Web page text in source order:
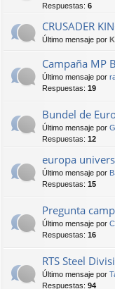
Respuestas: 6
CRUSADER
Último mensaje por
Campaña MP
Último mensaje por
Respuestas: 19
Bundel de
Último mensaje por
Respuestas: 12
europa
Último mensaje por
Respuestas: 15
Pregunta
Último mensaje por
Respuestas: 16
RTS Steel
Último mensaje por
Respuestas: 94